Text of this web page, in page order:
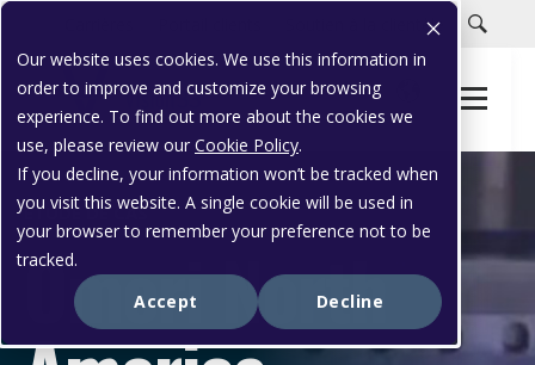
Our website uses cookies. We use this information in
order to improve and customize your browsing
experience. To find out more about the cookies we
use, please review our Cookie Policy.
If you decline, your information won’t be tracked when
you visit this website. A single cookie will be used in
your browser to remember your preference not to be
tracked.
Accept
Decline
Soutien à la clientèle
ÉTUDE DE CAS
Omori North